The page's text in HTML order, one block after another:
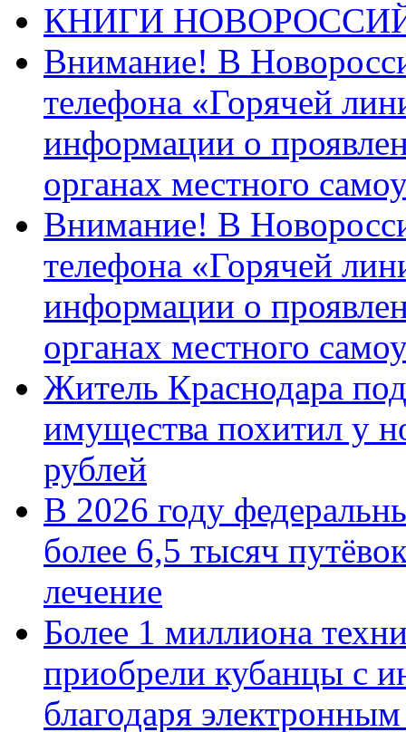
КНИГИ
Внимание! В
телефона «Горячей
информации о
органах местного
Внимание! В
телефона «Горячей
информации о
органах местного
Житель Краснодара
имущества похитил у
рублей
В 2026 году
более 6,5 тысяч
лечение
Более 1 миллиона
приобрели кубанцы с
благодаря